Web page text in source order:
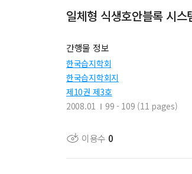
일체형 식생호안블록 시
간행물 정보
한국습지학회
한국습지학회지
제10권 제3호
2008.01
99 - 109 (11 pages)
이용수 0